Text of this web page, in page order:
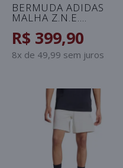
BERMUDA ADIDAS
MALHA Z.N.E.
R$ 399,90
8x de 49,99 sem juros